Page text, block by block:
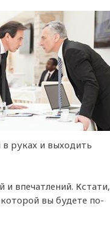
в руках и выходить
впечатлений. Кстати,
вы будете по-